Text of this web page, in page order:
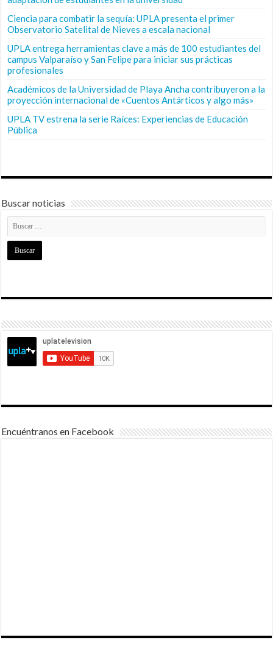
Ciencia para combatir la sequía: UPLA presenta el primer
Observatorio Satelital de Nieves a escala nacional
UPLA entrega herramientas clave a más de 100 estudiantes del
campus Valparaíso y San Felipe para iniciar sus prácticas
profesionales
Académicos de la Universidad de Playa Ancha contribuyeron a la
proyección internacional de «Cuentos Antárticos y algo más»
UPLA TV estrena la serie Raíces: Experiencias de Educación
Pública
Buscar noticias
Encuéntranos en Facebook